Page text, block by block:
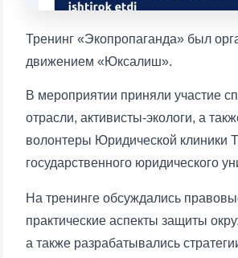
Тренинг «Экопропаганда» был
движением «Юксалиш».
В мероприятии приняли участие
отрасли, активисты-экологи, а
волонтеры Юридической клиники
государственного юридического
На тренинге обсуждались
практические аспекты защиты
а также разрабатывались
✉️ Написать администратору